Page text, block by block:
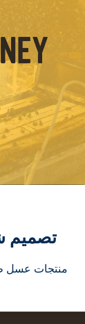
تصميم
منتجات عسل